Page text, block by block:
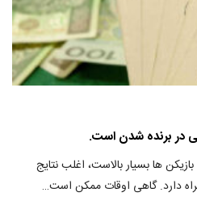
در برنده شدن است.
ها بسیار بالاست، اغلب نتایج
دارد. گاهی اوقات ممکن است…